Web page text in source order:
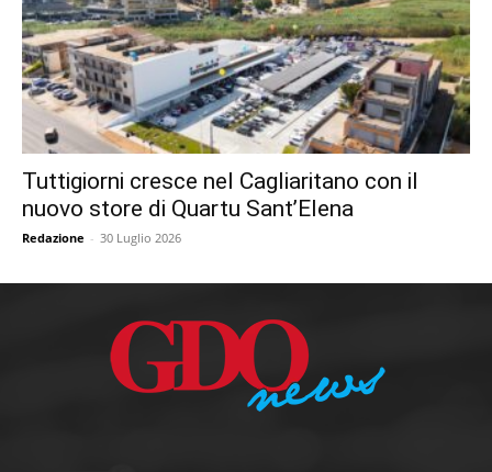
Tuttigiorni cresce nel Cagliaritano con il
nuovo store di Quartu Sant’Elena
Redazione - 30 Luglio 2026